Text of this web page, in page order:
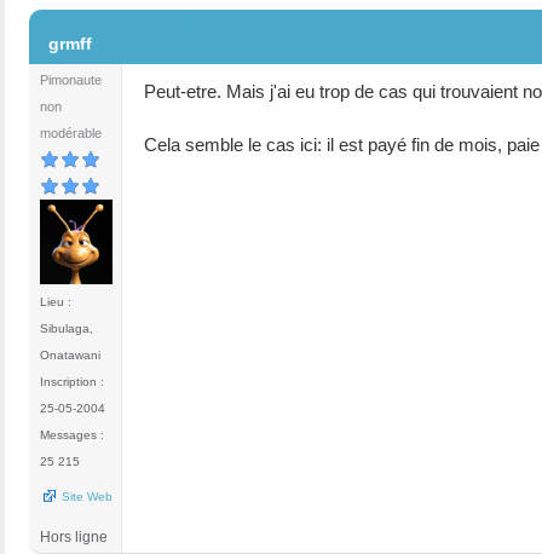
grmff
Pimonaute
non
modérable
Lieu :
Sibulaga,
Onatawani
Inscription :
25-05-2004
Messages :
25 215
Site Web
Peut-etre. Mais j'ai eu trop de cas qui trouvaient
Cela semble le cas ici: il est payé fin de mois,
Hors ligne